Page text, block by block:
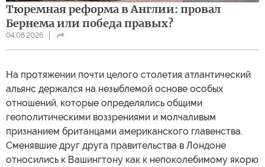
Тюремная реформа в Англии: провал
Бернема или победа правых?
04.08.2026
На протяжении почти целого столетия атлантический
альянс держался на незыблемой основе особых
отношений, которые определялись общими
геополитическими воззрениями и молчаливым
признанием британцами американского главенства.
Сменявшие друг друга правительства в Лондоне
относились к Вашингтону как к непоколебимому якорю